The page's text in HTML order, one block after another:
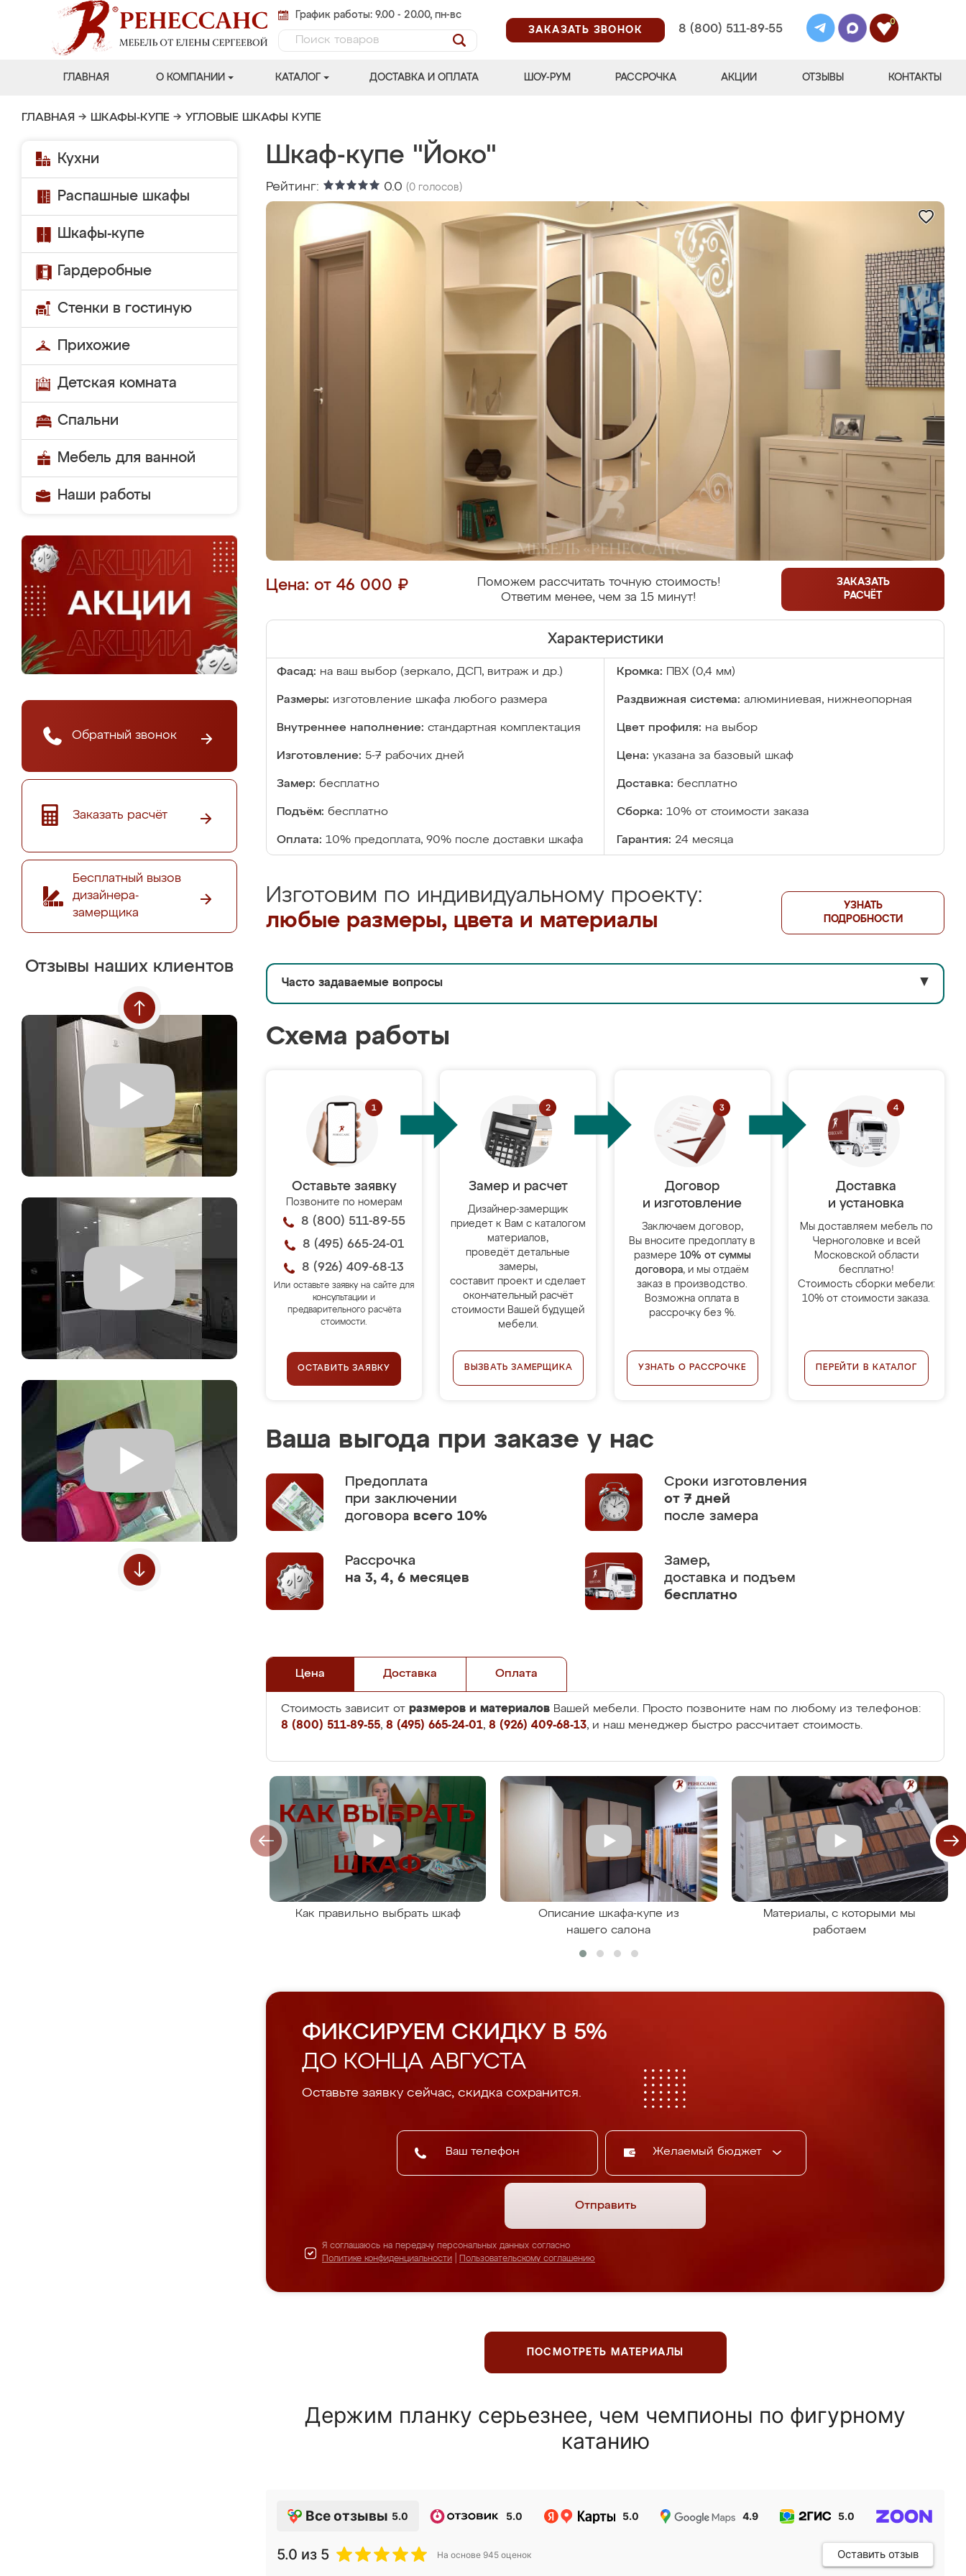
График работы: 9.00 - 20.00, пн-вс
ЗАКАЗАТЬ ЗВОНОК
8 (800) 511-89-55
0
ГЛАВНАЯ О КОМПАНИИ КАТАЛОГ ДОСТАВКА И ОПЛАТА ШОУ-РУМ РАССРОЧКА АКЦИИ ОТЗЫВЫ КОНТАКТЫ
ГЛАВНАЯ → ШКАФЫ-КУПЕ → УГЛОВЫЕ ШКАФЫ КУПЕ
Кухни
Распашные шкафы
Шкафы-купе
Гардеробные
Стенки в гостиную
Прихожие
Детская комната
Спальни
Мебель для ванной
Наши работы
Обратный звонок
Заказать расчёт
Бесплатный вызов
дизайнера-
замерщика
Отзывы наших клиентов
Шкаф-купе "Йоко"
Рейтинг: 0.0 (0 голосов)
Цена: от 46 000 ₽
Поможем рассчитать точную стоимость!
Ответим менее, чем за 15 минут!
ЗАКАЗАТЬ
РАСЧЁТ
Характеристики
Фасад: на ваш выбор (зеркало, ДСП, витраж и др.) Кромка: ПВХ (0,4 мм)
Размеры: изготовление шкафа любого размера Раздвижная система: алюминиевая, нижнеопорная
Внутреннее наполнение: стандартная комплектация Цвет профиля: на выбор
Изготовление: 5-7 рабочих дней Цена: указана за базовый шкаф
Замер: бесплатно Доставка: бесплатно
Подъём: бесплатно Сборка: 10% от стоимости заказа
Оплата: 10% предоплата, 90% после доставки шкафа Гарантия: 24 месяца
Изготовим по индивидуальному проекту:
любые размеры, цвета и материалы
УЗНАТЬ
ПОДРОБНОСТИ
Часто задаваемые вопросы ▼
Схема работы
Оставьте заявку
Позвоните по номерам
8 (800) 511-89-55
8 (495) 665-24-01
8 (926) 409-68-13
Или оставьте заявку на сайте для
консультации и
предварительного расчёта
стоимости.
ОСТАВИТЬ ЗАЯВКУ
Замер и расчет
Дизайнер-замерщик
приедет к Вам с каталогом
материалов,
проведёт детальные
замеры,
составит проект и сделает
окончательный расчёт
стоимости Вашей будущей
мебели.
ВЫЗВАТЬ ЗАМЕРЩИКА
Договор
и изготовление
Заключаем договор,
Вы вносите предоплату в
размере 10% от суммы
договора, и мы отдаём
заказ в производство.
Возможна оплата в
рассрочку без %.
УЗНАТЬ О РАССРОЧКЕ
Доставка
и установка
Мы доставляем мебель по
Черноголовке и всей
Московской области
бесплатно!
Стоимость сборки мебели:
10% от стоимости заказа.
ПЕРЕЙТИ В КАТАЛОГ
Ваша выгода при заказе у нас
Предоплата
при заключении
договора всего 10%
Сроки изготовления
от 7 дней
после замера
Рассрочка
на 3, 4, 6 месяцев
Замер,
доставка и подъем
бесплатно
Цена Доставка Оплата
Стоимость зависит от размеров и материалов Вашей мебели. Просто позвоните нам по любому из телефонов:
8 (800) 511-89-55, 8 (495) 665-24-01, 8 (926) 409-68-13, и наш менеджер быстро рассчитает стоимость.
Как правильно выбрать шкаф
Описание шкафа-купе из
нашего салона
Материалы, с которыми мы
работаем
ФИКСИРУЕМ СКИДКУ В 5%
ДО КОНЦА АВГУСТА
Оставьте заявку сейчас, скидка сохранится.
Желаемый бюджет
Отправить
Я соглашаюсь на передачу персональных данных согласно
Политике конфиденциальности
Пользовательскому соглашению
ПОСМОТРЕТЬ МАТЕРИАЛЫ
Держим планку серьезнее, чем чемпионы по фигурному
катанию
Все отзывы 5.0 5.0 5.0 4.9 5.0
5.0 из 5 На основе 945 оценок Оставить отзыв